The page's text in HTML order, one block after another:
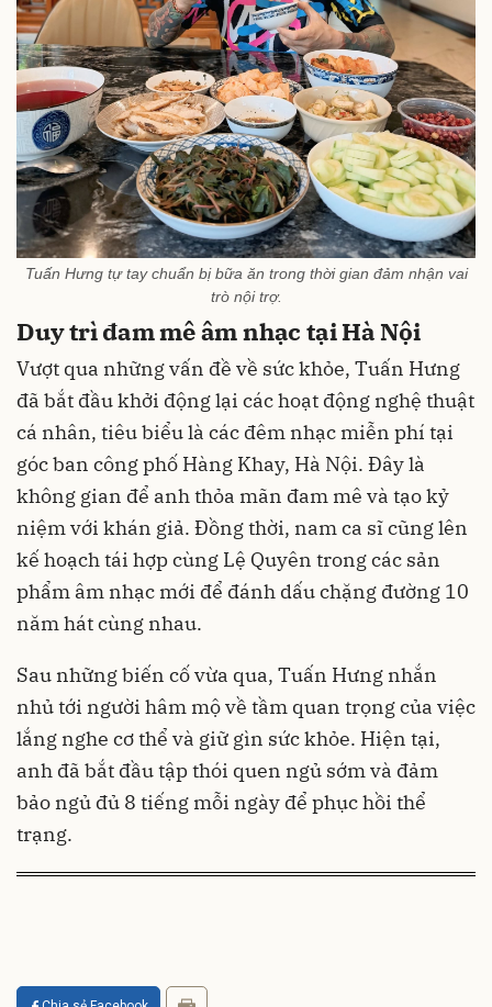
Tuấn Hưng tự tay chuẩn bị bữa ăn trong thời gian đảm nhận vai
trò nội trợ.
Duy trì đam mê âm nhạc tại Hà Nội
Vượt qua những vấn đề về sức khỏe, Tuấn Hưng
đã bắt đầu khởi động lại các hoạt động nghệ thuật
cá nhân, tiêu biểu là các đêm nhạc miễn phí tại
góc ban công phố Hàng Khay, Hà Nội. Đây là
không gian để anh thỏa mãn đam mê và tạo kỷ
niệm với khán giả. Đồng thời, nam ca sĩ cũng lên
kế hoạch tái hợp cùng Lệ Quyên trong các sản
phẩm âm nhạc mới để đánh dấu chặng đường 10
năm hát cùng nhau.
Sau những biến cố vừa qua, Tuấn Hưng nhắn
nhủ tới người hâm mộ về tầm quan trọng của việc
lắng nghe cơ thể và giữ gìn sức khỏe. Hiện tại,
anh đã bắt đầu tập thói quen ngủ sớm và đảm
bảo ngủ đủ 8 tiếng mỗi ngày để phục hồi thể
trạng.